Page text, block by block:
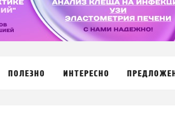
ПОЛЕЗНО ИНТЕРЕСНО